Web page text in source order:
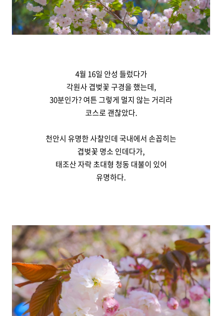
4월 16일 안성 들렀다가
각원사 겹벚꽃 구경을 했는데,
30분인가? 여튼 그렇게 멀지 않는 거리라
코스로 괜찮았다.
천안시 유명한 사찰인데 국내에서 손꼽히는
겹벚꽃 명소 인데다가,
태조산 자락 초대형 청동 대불이 있어
유명하다.